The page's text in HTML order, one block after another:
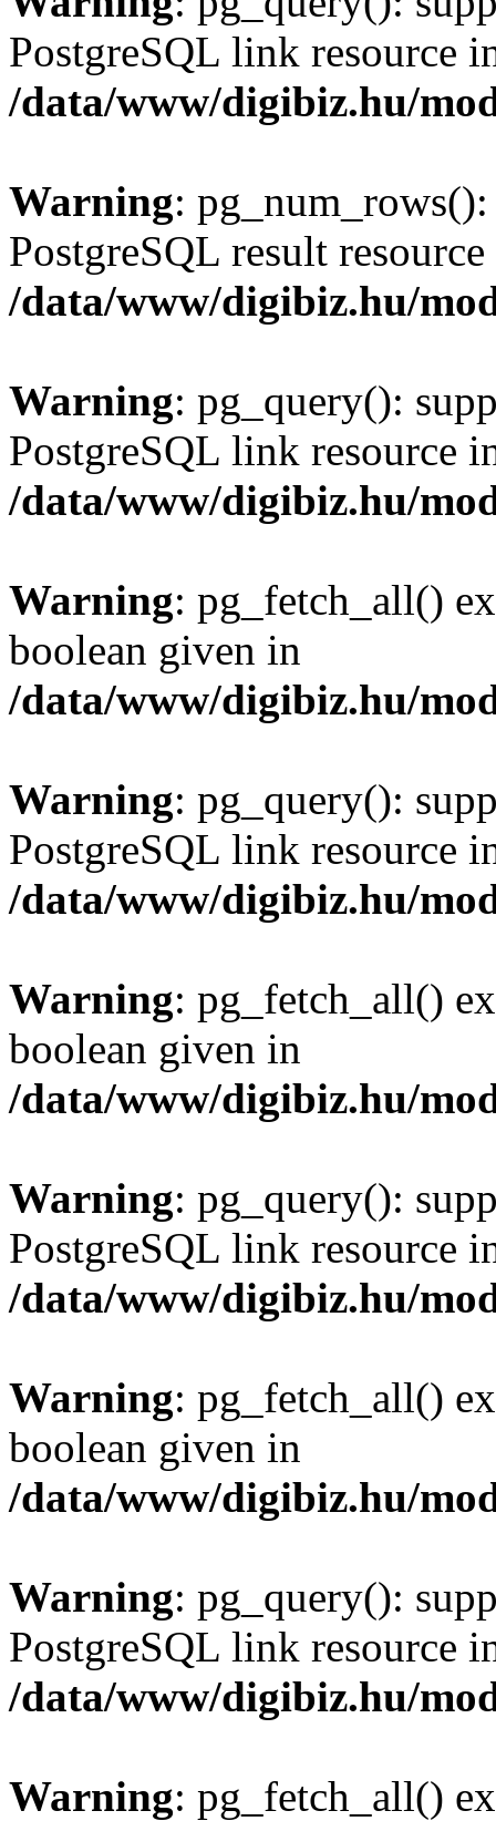
PostgreSQL link resource
/data/www/digibiz.hu/
Warning:
PostgreSQL result
/data/www/digibiz.hu/
Warning: pg_query():
PostgreSQL link resource
/data/www/digibiz.hu/
Warning: pg_fetch_all()
boolean given in
/data/www/digibiz.hu/
Warning: pg_query():
PostgreSQL link resource
/data/www/digibiz.hu/
Warning: pg_fetch_all()
boolean given in
/data/www/digibiz.hu/
Warning: pg_query():
PostgreSQL link resource
/data/www/digibiz.hu/
Warning: pg_fetch_all()
boolean given in
/data/www/digibiz.hu/
Warning: pg_query():
PostgreSQL link resource
/data/www/digibiz.hu/
Warning: pg_fetch_all()